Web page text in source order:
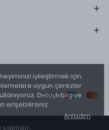
iyileştirmek için
uygun çerezler
Detaylı bilgiye
erişebilirsiniz.
Anladım